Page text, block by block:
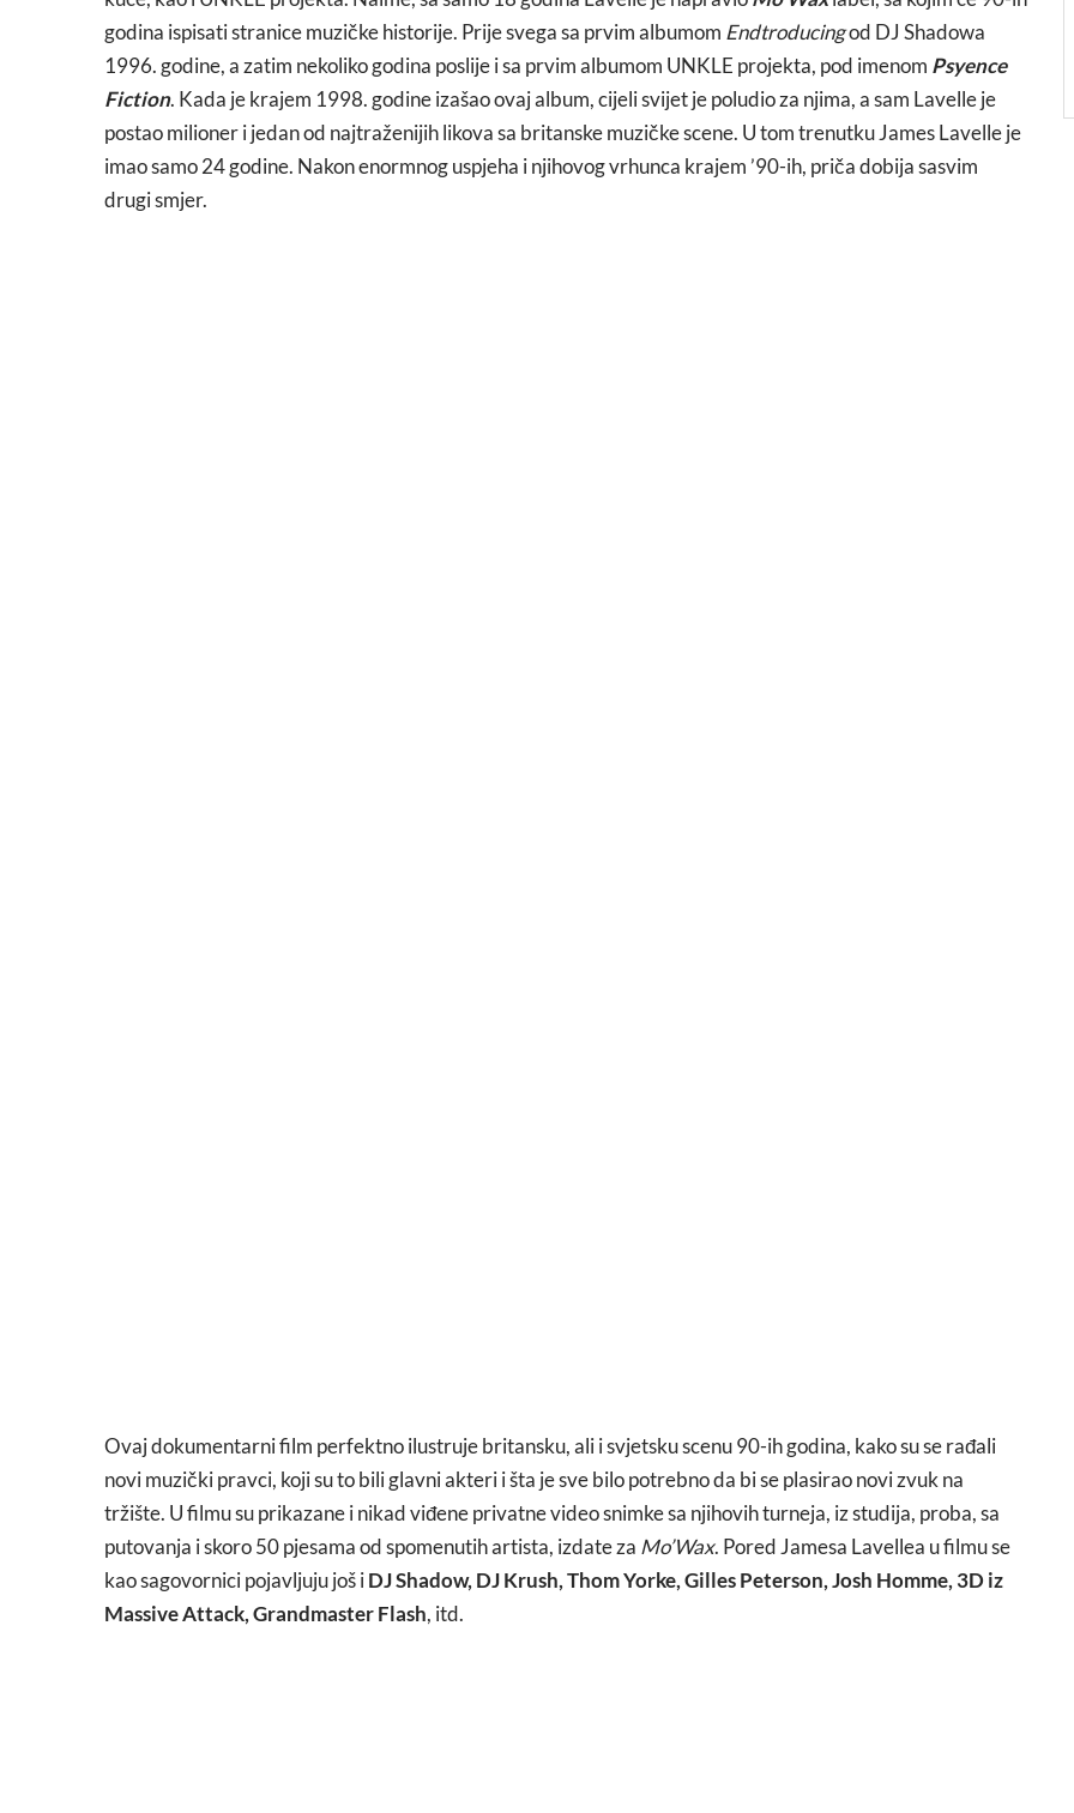
godina ispisati stranice muzičke historije. Prije svega sa prvim albumom Endtroducingod DJ Shadowa
1996. godine, a zatim nekoliko godina poslije i sa prvim albumom UNKLE projekta, pod imenom Psyence
Fiction. Kada je krajem 1998. godine izašao ovaj album, cijeli svijet je poludio za njima, a sam Lavelle je
postao milioner i jedan od najtraženijih likova sa britanske muzičke scene. U tom trenutku James Lavelle je
imao samo 24 godine. Nakon enormnog uspjeha i njihovog vrhunca krajem ’90-ih, priča dobija sasvim
drugi smjer.
Ovaj dokumentarni film perfektno ilustruje britansku, ali i svjetsku scenu 90-ih godina, kako su se rađali
novi muzički pravci, koji su to bili glavni akteri i šta je sve bilo potrebno da bi se plasirao novi zvuk na
tržište. U filmu su prikazane i nikad viđene privatne video snimke sa njihovih turneja, iz studija, proba, sa
putovanja i skoro 50 pjesama od spomenutih artista, izdate za Mo’Wax. Pored Jamesa Lavellea u filmu se
kao sagovornici pojavljuju još iDJ Shadow, DJ Krush, Thom Yorke, Gilles Peterson, Josh Homme, 3D iz
Massive Attack, Grandmaster Flash, itd.